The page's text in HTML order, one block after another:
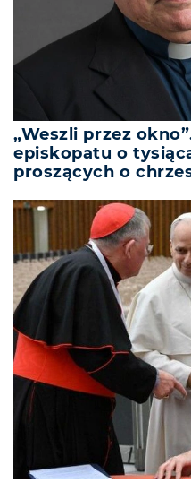
„Weszli przez
episkopatu o
proszących o